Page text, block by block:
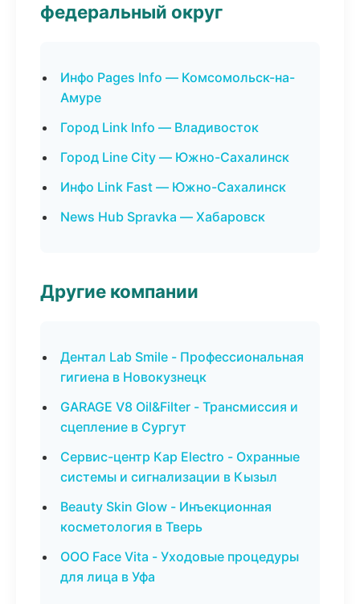
федеральный округ
Инфо Pages Info — Комсомольск-на-
Амуре
Город Link Info — Владивосток
Город Line City — Южно-Сахалинск
Инфо Link Fast — Южно-Сахалинск
News Hub Spravka — Хабаровск
Другие компании
Дентал Lab Smile - Профессиональная
гигиена в Новокузнецк
GARAGE V8 Oil&Filter - Трансмиссия и
сцепление в Сургут
Сервис-центр Кар Electro - Охранные
системы и сигнализации в Кызыл
Beauty Skin Glow - Инъекционная
косметология в Тверь
ООО Face Vita - Уходовые процедуры
для лица в Уфа